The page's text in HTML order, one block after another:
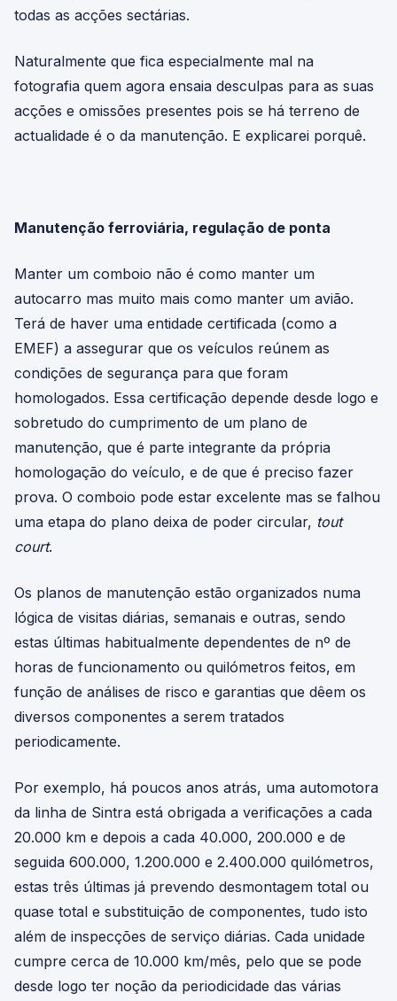
todas as acções sectárias.
Naturalmente que fica especialmente mal na
fotografia quem agora ensaia desculpas para as suas
acções e omissões presentes pois se há terreno de
actualidade é o da manutenção. E explicarei porquê.
Manutenção ferroviária, regulação de ponta
Manter um comboio não é como manter um
autocarro mas muito mais como manter um avião.
Terá de haver uma entidade certificada (como a
EMEF) a assegurar que os veículos reúnem as
condições de segurança para que foram
homologados. Essa certificação depende desde logo e
sobretudo do cumprimento de um plano de
manutenção, que é parte integrante da própria
homologação do veículo, e de que é preciso fazer
prova. O comboio pode estar excelente mas se falhou
uma etapa do plano deixa de poder circular, tout
court.
Os planos de manutenção estão organizados numa
lógica de visitas diárias, semanais e outras, sendo
estas últimas habitualmente dependentes de nº de
horas de funcionamento ou quilómetros feitos, em
função de análises de risco e garantias que dêem os
diversos componentes a serem tratados
periodicamente.
Por exemplo, há poucos anos atrás, uma automotora
da linha de Sintra está obrigada a verificações a cada
20.000 km e depois a cada 40.000, 200.000 e de
seguida 600.000, 1.200.000 e 2.400.000 quilómetros,
estas três últimas já prevendo desmontagem total ou
quase total e substituição de componentes, tudo isto
além de inspecções de serviço diárias. Cada unidade
cumpre cerca de 10.000 km/mês, pelo que se pode
desde logo ter noção da periodicidade das várias